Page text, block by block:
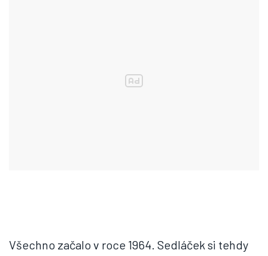
Všechno začalo v roce 1964. Sedláček si tehdy